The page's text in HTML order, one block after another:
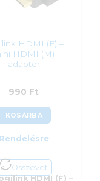
HDMI (F) –
HDMI (M)
adapter
990 Ft
KOSÁRBA
Rendelésre
Összevet
HDMI (F) –